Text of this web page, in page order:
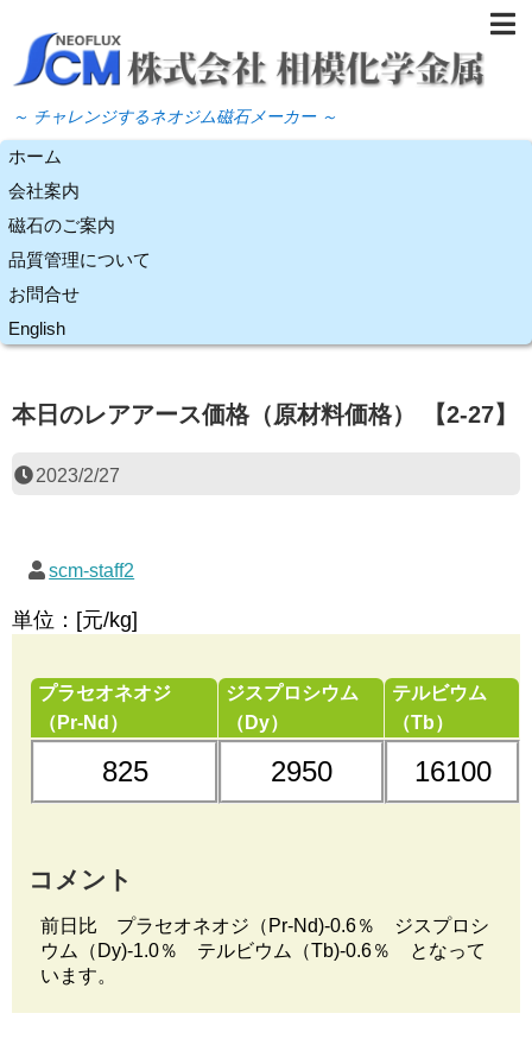
～ チャレンジするネオジム磁石メーカー ～
ホーム
会社案内
磁石のご案内
品質管理について
お問合せ
English
本日のレアアース価格（原材料価格） 【2-27】
2023/2/27
scm-staff2
単位：[元/kg]
プラセオネオジ
（Pr-Nd）
825
ジスプロシウム
（Dy）
2950
テルビウム
（Tb）
16100
コメント
前日比 プラセオネオジ（Pr-Nd)-0.6％ ジスプロシ
ウム（Dy)-1.0％ テルビウム（Tb)-0.6％ となって
います。